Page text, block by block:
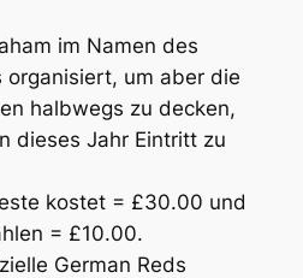
im Namen des
organisiert, um aber die
halbwegs zu decken,
dieses Jahr Eintritt zu
kostet = £30.00 und
= £10.00.
German Reds